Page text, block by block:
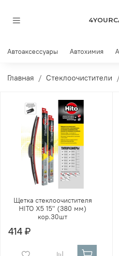
Автоаксессуары Автохимия
Главная Стеклоочистители
Щетка стеклоочистителя
HITO X5 15" (380 мм)
кор.30шт
414 ₽